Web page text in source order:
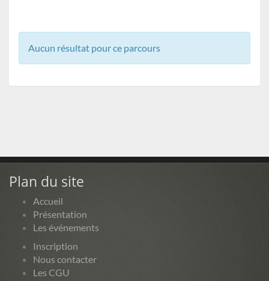
Aucun résultat pour ce parcours
Plan du site
Accueil
Présentation
Les événements
Inscription
Nous contacter
Les CGU